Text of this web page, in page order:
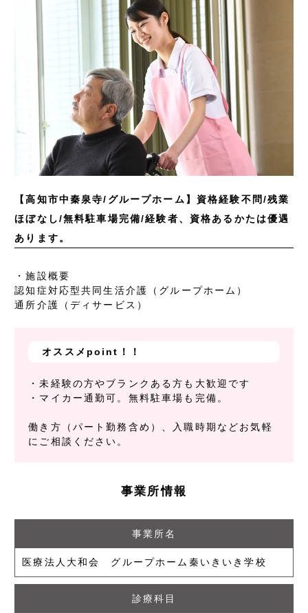
【高知市中秦泉寺/グループホーム】資格経験不問/残業
ほぼなし/無料駐車場完備/経験者、資格あるかたは優遇
あります。
・施設概要
認知症対応型共同生活介護（グループホーム）
通所介護（ディサービス）
オススメpoint！！
・未経験の方やブランクある方も大歓迎です
・マイカー通勤可。無料駐車場も完備。
働き方（パート勤務含め）、入職時期などお気軽
にご相談ください。
事業所情報
事業所名
医療法人大和会 グループホーム秦いきいき学校
診療科目